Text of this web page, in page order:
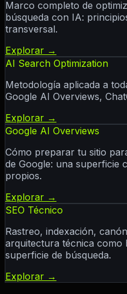
Marco completo de
búsqueda con IA:
transversal.
Explorar →
AI Search Optimization
Metodología aplicada a
Google AI Overviews,
Explorar →
Google AI Overviews
Cómo preparar tu sitio
de Google: una superficie
propios.
Explorar →
SEO Técnico
Rastreo, indexación,
arquitectura técnica como
superficie de búsqueda.
Explorar →